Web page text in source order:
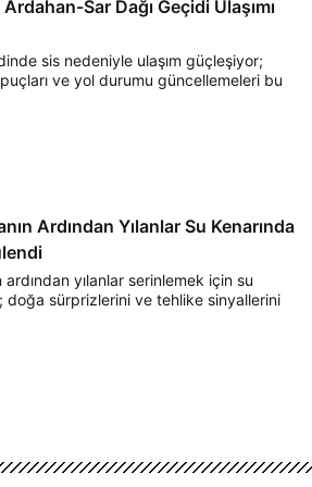
Sar Dağı Geçidi Ulaşımı
sis nedeniyle ulaşım güçleşiyor;
ve yol durumu güncellemeleri bu
Ardından Yılanlar Su Kenarında
ardından yılanlar serinlemek için su
doğa sürprizlerini ve tehlike sinyallerini